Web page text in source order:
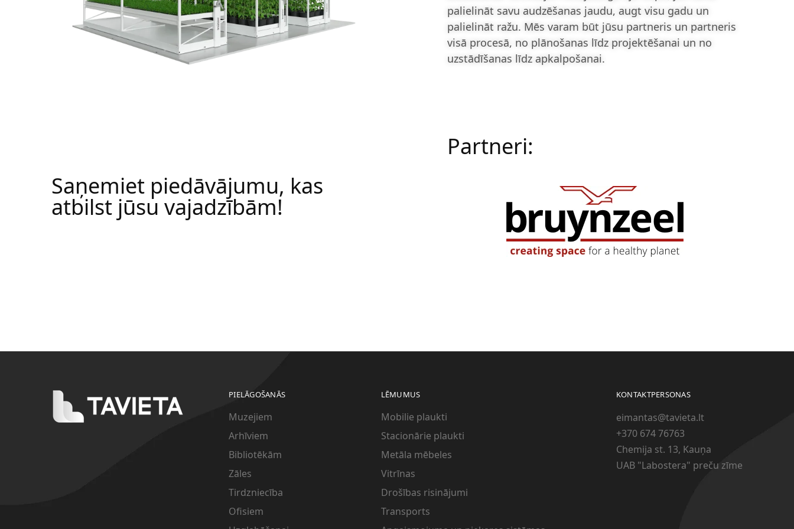
palielināt savu audzēšanas jaudu, augt visu gadu un
palielināt ražu. Mēs varam būt jūsu partneris un partneris
visā procesā, no plānošanas līdz projektēšanai un no
uzstādīšanas līdz apkalpošanai.
Saņemiet piedāvājumu, kas
atbilst jūsu vajadzībām!
Partneri:
PIELĀGOŠANĀS
Muzejiem
Arhīviem
Bibliotēkām
Zāles
Tirdzniecība
Ofisiem
LĒMUMUS
Mobilie plaukti
Stacionārie plaukti
Metāla mēbeles
Vitrīnas
Drošības risinājumi
Transports
KONTAKTPERSONAS
eimantas@tavieta.lt
+370 674 76763
Chemija st. 13, Kauņa
UAB "Labostera" preču zīme